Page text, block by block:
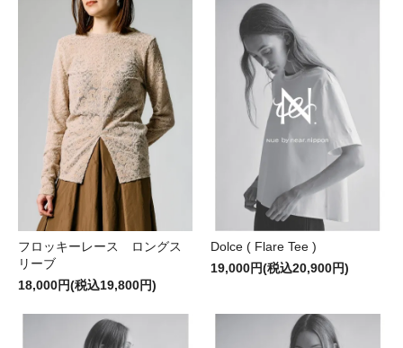
フロッキーレース ロングス
リーブ
18,000円(税込19,800円)
Dolce ( Flare Tee )
19,000円(税込20,900円)